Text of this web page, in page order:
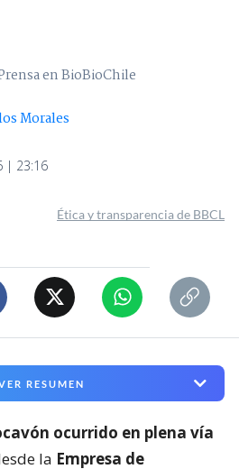
en BioBioChile
Morales
| 23:16
Ética y transparencia de BBCL
RESUMEN
ocurrido en plena vía
la Empresa de